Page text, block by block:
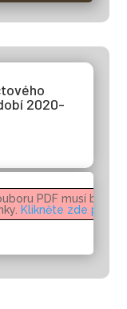
2020-
PDF musí být
Klikněte zde pro